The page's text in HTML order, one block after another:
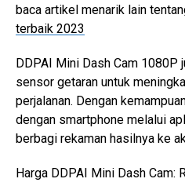
baca artikel menarik lain
terbaik 2023
DDPAI Mini Dash Cam 1080P
sensor getaran untuk
perjalanan. Dengan
dengan smartphone melalui
berbagi rekaman hasilnya ke
Harga DDPAI Mini Dash Cam: